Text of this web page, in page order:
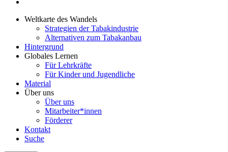
Weltkarte des Wandels
Strategien der Tabakindustrie
Alternativen zum Tabakanbau
Hintergrund
Globales Lernen
Für Lehrkräfte
Für Kinder und Jugendliche
Material
Über uns
Über uns
Mitarbeiter*innen
Förderer
Kontakt
Suche